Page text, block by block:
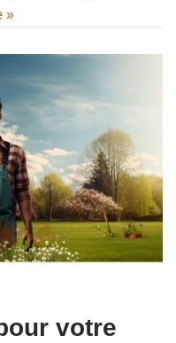
»
votre